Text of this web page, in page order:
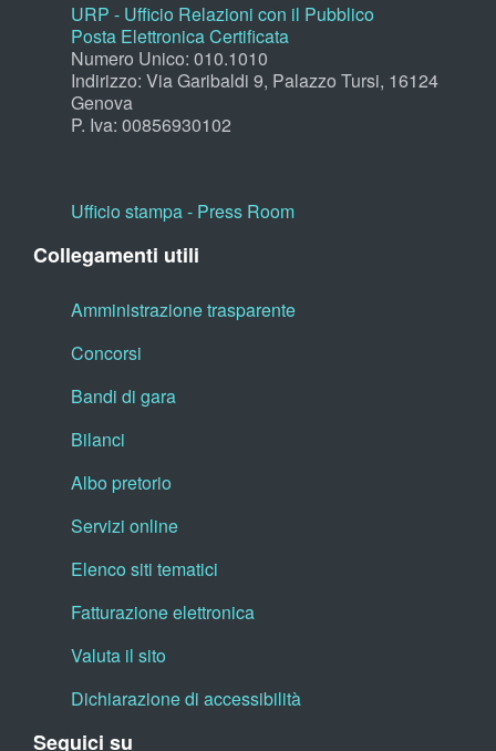
URP - Ufficio Relazioni con il Pubblico
Posta Elettronica Certificata
Numero Unico: 010.1010
Indirizzo: Via Garibaldi 9, Palazzo Tursi, 16124
Genova
P. Iva: 00856930102
Ufficio stampa - Press Room
Collegamenti utili
Amministrazione trasparente
Concorsi
Bandi di gara
Bilanci
Albo pretorio
Servizi online
Elenco siti tematici
Fatturazione elettronica
Valuta il sito
Dichiarazione di accessibilità
Seguici su